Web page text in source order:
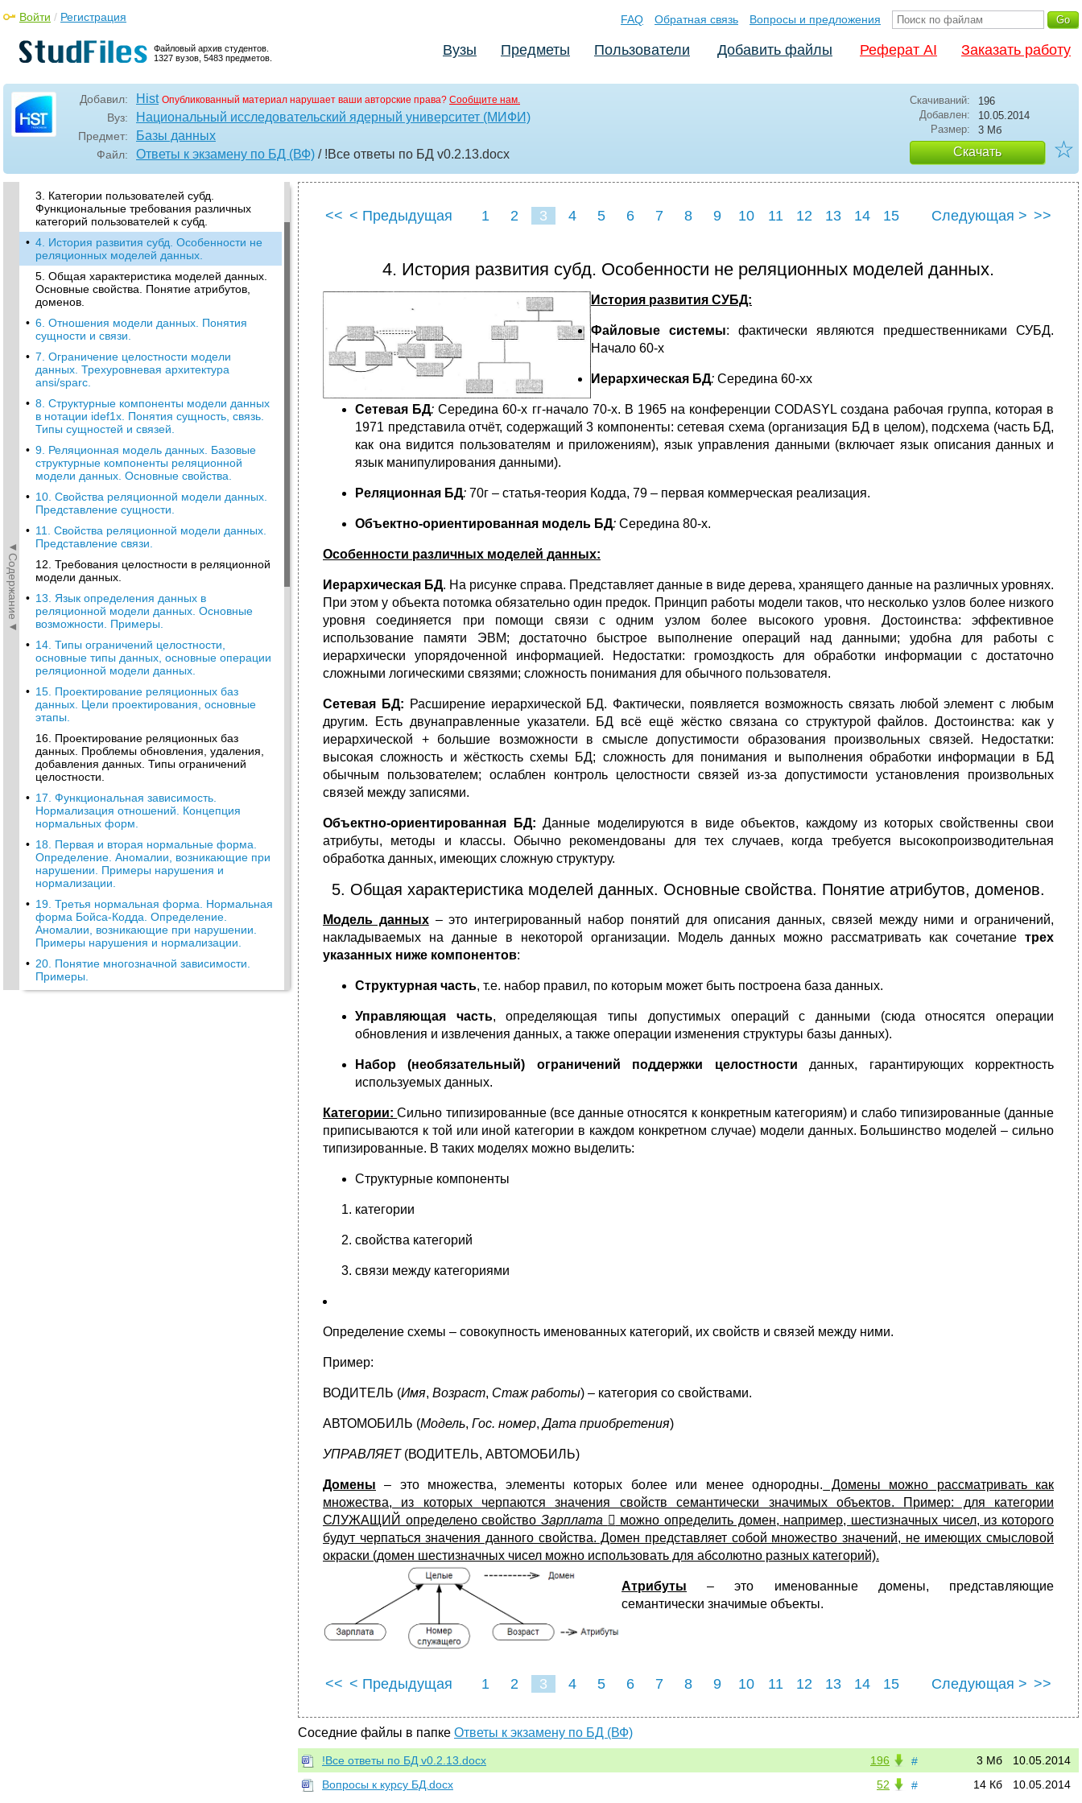
Файловый архив студентов.
1327 вузов, 5483 предметов.
Войти / Регистрация FAQ Обратная связь Вопросы и предложения
Вузы Предметы Пользователи Добавить файлы Реферат AI Заказать работу
Добавил: Hist Опубликованный материал нарушает ваши авторские права? Сообщите нам.
Вуз: Национальный исследовательский ядерный университет (МИФИ)
Предмет: Базы данных
Файл: Ответы к экзамену по БД (ВФ) / !Все ответы по БД v0.2.13.docx
Скачиваний:
196
Добавлен:
10.05.2014
Размер:
3 Мб
Скачать ☆
◄Содержание◄
• 1. Определение информации. Основные
проблемы, возникающие при хранении
информации.
2. Отличительные особенности субд как
программного продукта. Понятие
экземпляра и базы данных.
3. Категории пользователей субд.
Функциональные требования различных
категорий пользователей к субд.
• 4. История развития субд. Особенности не
реляционных моделей данных.
5. Общая характеристика моделей данных.
Основные свойства. Понятие атрибутов,
доменов.
• 6. Отношения модели данных. Понятия
сущности и связи.
• 7. Ограничение целостности модели
данных. Трехуровневая архитектура
ansi/sparc.
• 8. Структурные компоненты модели данных
в нотации idef1x. Понятия сущность, связь.
Типы сущностей и связей.
• 9. Реляционная модель данных. Базовые
структурные компоненты реляционной
модели данных. Основные свойства.
• 10. Свойства реляционной модели данных.
Представление сущности.
• 11. Свойства реляционной модели данных.
Представление связи.
12. Требования целостности в реляционной
модели данных.
• 13. Язык определения данных в
реляционной модели данных. Основные
возможности. Примеры.
• 14. Типы ограничений целостности,
основные типы данных, основные операции
реляционной модели данных.
• 15. Проектирование реляционных баз
данных. Цели проектирования, основные
этапы.
16. Проектирование реляционных баз
данных. Проблемы обновления, удаления,
добавления данных. Типы ограничений
целостности.
• 17. Функциональная зависимость.
Нормализация отношений. Концепция
нормальных форм.
• 18. Первая и вторая нормальные форма.
Определение. Аномалии, возникающие при
нарушении. Примеры нарушения и
нормализации.
• 19. Третья нормальная форма. Нормальная
форма Бойса-Кодда. Определение.
Аномалии, возникающие при нарушении.
Примеры нарушения и нормализации.
• 20. Понятие многозначной зависимости.
Примеры.
<< < Предыдущая 1 2 3 4 5 6 7 8 9 10 11 12 13 14
15
Следующая > >>
4. История развития субд. Особенности не реляционных моделей данных.
История развития СУБД:
Файловые системы: фактически являются предшественниками СУБД.
Начало 60-х
Иерархическая БД: Середина 60-хх
Сетевая БД:Середина 60-х гг-начало 70-х. В 1965 на конференции CODASYL создана рабочая группа, которая в
1971 представила отчёт, содержащий 3 компоненты: сетевая схема (организация БД в целом), подсхема (часть БД,
как она видится пользователям и приложениям), язык управления данными (включает язык описания данных и
язык манипулирования данными).
Реляционная БД: 70г – статья-теория Кодда, 79 – первая коммерческая реализация.
Объектно-ориентированная модель БД: Середина 80-х.
Особенности различных моделей данных:
Иерархическая БД. На рисунке справа. Представляет данные в виде дерева, хранящего данные на различных уровнях.
При этом у объекта потомка обязательно один предок. Принцип работы модели таков, что несколько узлов более низкого
уровня соединяется при помощи связи с одним узлом более высокого уровня. Достоинства: эффективное
использование памяти ЭВМ; достаточно быстрое выполнение операций над данными; удобна для работы с
иерархически упорядоченной информацией. Недостатки: громоздкость для обработки информации с достаточно
сложными логическими связями; сложность понимания для обычного пользователя.
Сетевая БД: Расширение иерархической БД. Фактически, появляется возможность связать любой элемент с любым
другим. Есть двунаправленные указатели. БД всё ещё жёстко связана со структурой файлов. Достоинства: как у
иерархической + большие возможности в смысле допустимости образования произвольных связей. Недостатки:
высокая сложность и жёсткость схемы БД; сложность для понимания и выполнения обработки информации в БД
обычным пользователем; ослаблен контроль целостности связей из-за допустимости установления произвольных
связей между записями.
Объектно-ориентированная БД: Данные моделируются в виде объектов, каждому из которых свойственны свои
атрибуты, методы и классы. Обычно рекомендованы для тех случаев, когда требуется высокопроизводительная
обработка данных, имеющих сложную структуру.
5. Общая характеристика моделей данных. Основные свойства. Понятие атрибутов, доменов.
Модель данных– это интегрированный набор понятий для описания данных, связей между ними и ограничений,
накладываемых на данные в некоторой организации. Модель данных можно рассматривать как сочетание трех
указанных ниже компонентов:
Структурная часть, т.е. набор правил, по которым может быть построена база данных.
Управляющая часть, определяющая типы допустимых операций с данными (сюда относятся операции
обновления и извлечения данных, а также операции изменения структуры базы данных).
Набор (необязательный) ограничений поддержки целостности данных, гарантирующих корректность
используемых данных.
Категории:Сильно типизированные (все данные относятся к конкретным категориям) и слабо типизированные (данные
приписываются к той или иной категории в каждом конкретном случае) модели данных. Большинство моделей – сильно
типизированные. В таких моделях можно выделить:
Структурные компоненты
категории
свойства категорий
связи между категориями
Определение схемы – совокупность именованных категорий, их свойств и связей между ними.
Пример:
ВОДИТЕЛЬ (Имя, Возраст, Стаж работы) – категория со свойствами.
АВТОМОБИЛЬ (Модель, Гос. номер,Дата приобретения)
УПРАВЛЯЕТ(ВОДИТЕЛЬ, АВТОМОБИЛЬ)
Домены – это множества, элементы которых более или менее однородны. Домены можно рассматривать как
множества, из которых черпаются значения свойств семантически значимых объектов. Пример: для категории
СЛУЖАЩИЙ определено свойство Зарплата  можно определить домен, например, шестизначных чисел, из которого
будут черпаться значения данного свойства. Домен представляет собой множество значений, не имеющих смысловой
окраски (домен шестизначных чисел можно использовать для абсолютно разных категорий).
Атрибуты
– это именованные домены, представляющие
семантически значимые объекты.
<< < Предыдущая 1 2 3 4 5 6 7 8 9 10 11 12 13 14
15
Следующая > >>
Соседние файлы в папке Ответы к экзамену по БД (ВФ)
# 10.05.2014
3 Мб
196
!Все ответы по БД v0.2.13.docx
#
10.05.2014
14 Кб
52
Вопросы к курсу БД.docx